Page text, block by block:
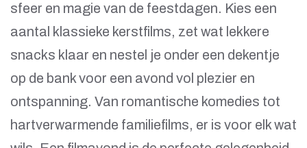
sfeer en magie van de feestdagen. Kies een
aantal klassieke kerstfilms, zet wat lekkere
snacks klaar en nestel je onder een dekentje
op de bank voor een avond vol plezier en
ontspanning. Van romantische komedies tot
hartverwarmende familiefilms, er is voor elk wat